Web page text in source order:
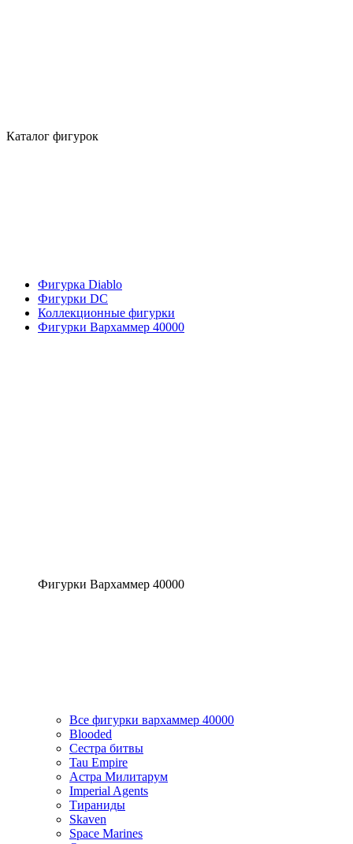
Каталог фигурок
Фигурка Diablo
Фигурки DC
Коллекционные фигурки
Фигурки Вархаммер 40000
Фигурки Вархаммер 40000
Все фигурки вархаммер 40000
Blooded
Сестра битвы
Tau Empire
Астра Милитарум
Imperial Agents
Тираниды
Skaven
Space Marines